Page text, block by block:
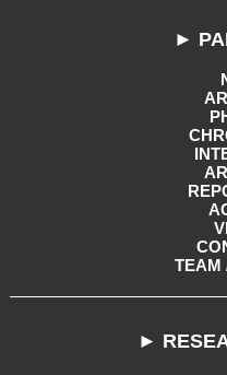
►
TEAM
►